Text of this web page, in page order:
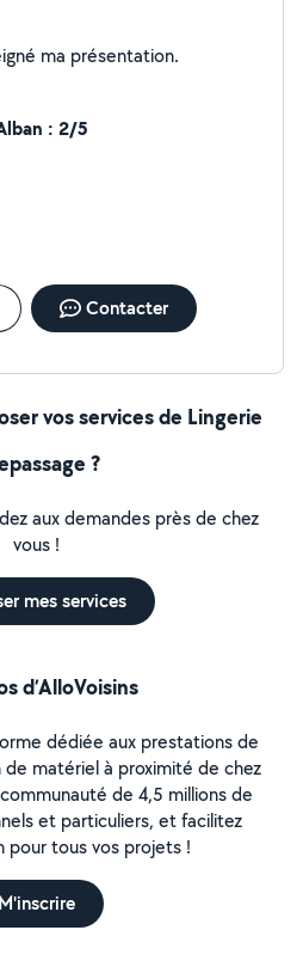
Je n'ai pas encore renseigné ma présentation.
: 2/5
Contacter
vos services de Lingerie
?
aux demandes près de chez
vous !
mes services
d’AlloVoisins
dédiée aux prestations de
matériel à proximité de chez
de 4,5 millions de
et particuliers, et facilitez
pour tous vos projets !
M'inscrire